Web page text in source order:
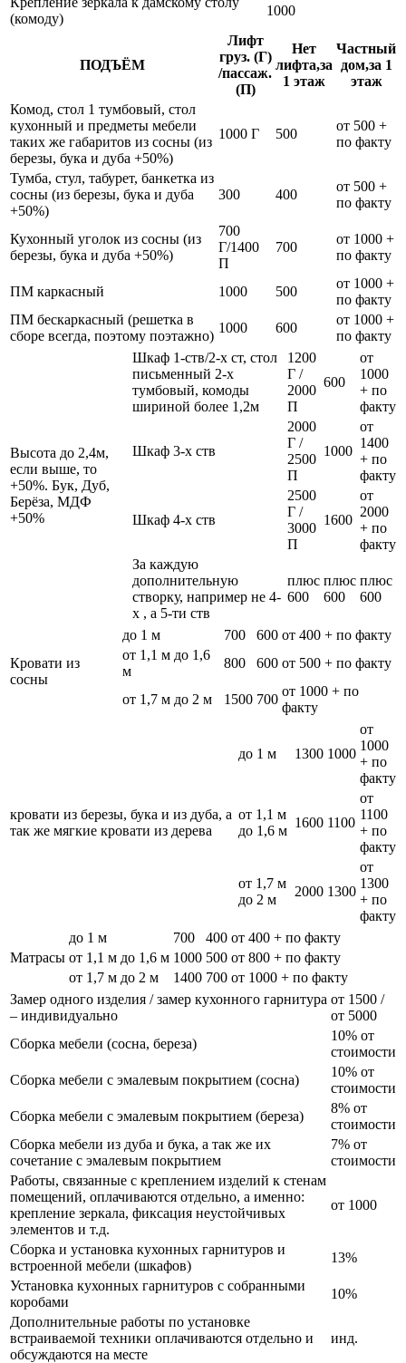
(комоду)
1000
ПОДЪЁМ
Лифт
груз. (Г)
/пассаж.
(П)
Нет
лифта,за
1 этаж
Частный
дом,за 1
этаж
Комод, стол 1 тумбовый, стол
кухонный и предметы мебели
таких же габаритов из сосны (из
березы, бука и дуба +50%)
1000 Г 500
от 500 +
по факту
Тумба, стул, табурет, банкетка из
сосны (из березы, бука и дуба
+50%)
300 400
от 500 +
по факту
Кухонный уголок из сосны (из
березы, бука и дуба +50%)
700
Г/1400
П
700
от 1000 +
по факту
ПМ каркасный 1000 500
от 1000 +
по факту
ПМ бескаркасный (решетка в
сборе всегда, поэтому поэтажно)
1000 600
от 1000 +
по факту
Высота до 2,4м,
если выше, то
+50%. Бук, Дуб,
Берёза, МДФ
+50%
Шкаф 1-ств/2-х ст, стол
письменный 2-х
тумбовый, комоды
шириной более 1,2м
1200
Г /
2000
П
600
от
1000
+ по
факту
Шкаф 3-х ств
2000
Г /
2500
П
1000
от
1400
+ по
факту
Шкаф 4-х ств
2500
Г /
3000
П
1600
от
2000
+ по
факту
За каждую
дополнительную
створку, например не 4-
х , а 5-ти ств
плюс
600
плюс
600
плюс
600
Кровати из
сосны
до 1 м 700 600 от 400 + по факту
от 1,1 м до 1,6
м
800 600 от 500 + по факту
от 1,7 м до 2 м 1500 700
от 1000 + по
факту
кровати из березы, бука и из дуба, а
так же мягкие кровати из дерева
до 1 м 1300 1000
от
1000
+ по
факту
от 1,1 м
до 1,6 м
1600 1100
от
1100
+ по
факту
от 1,7 м
до 2 м
2000 1300
от
1300
+ по
факту
Матрасы
до 1 м 700 400 от 400 + по факту
от 1,1 м до 1,6 м 1000 500 от 800 + по факту
от 1,7 м до 2 м
1400 700 от 1000 + по факту
Замер одного изделия / замер кухонного гарнитура
– индивидуально
от 1500 /
от 5000
Сборка мебели (сосна, береза)
10% от
стоимости
Сборка мебели с эмалевым покрытием (сосна)
10% от
стоимости
Сборка мебели с эмалевым покрытием (береза)
8% от
стоимости
Сборка мебели из дуба и бука, а так же их
сочетание с эмалевым покрытием
7% от
стоимости
Работы, связанные с креплением изделий к стенам
помещений, оплачиваются отдельно, а именно:
крепление зеркала, фиксация неустойчивых
элементов и т.д.
от 1000
Сборка и установка кухонных гарнитуров и
встроенной мебели (шкафов)
13%
Установка кухонных гарнитуров с собранными
коробами
10%
Дополнительные работы по установке
встраиваемой техники оплачиваются отдельно и
обсуждаются на месте
инд.